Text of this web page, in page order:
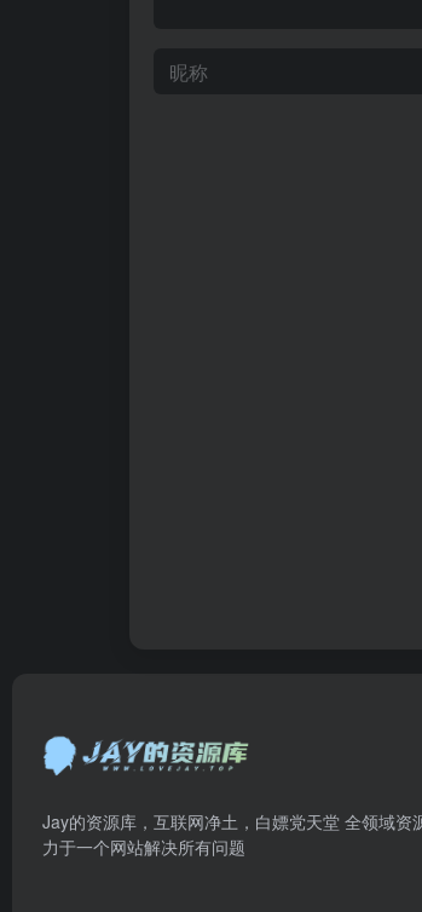
Jay的资源库，互联网净土，白嫖党天堂 全领域资
力于一个网站解决所有问题